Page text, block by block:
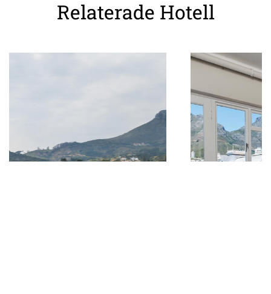
Relaterade Hotell